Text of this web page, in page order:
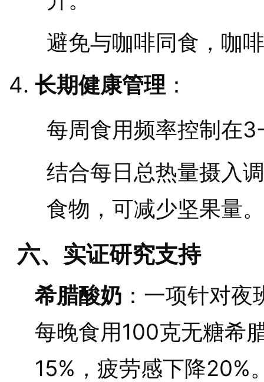
避免与咖啡同食，咖
长期健康管理 ：
每周食用频率控制在
结合每日总热量摄入
食物，可减少坚果量
六、实证研究支持
希腊酸奶 ：一项针对
每晚食用100克无糖希
15%，疲劳感下降20%